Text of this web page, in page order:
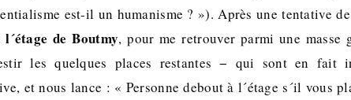
est-il un humanisme ? »). Après une tentative
l´étage de Boutmy, pour me retrouver parmi une masse
les quelques places restantes − qui sont en fait
et nous lance : « Personne debout à l´étage s´il vous